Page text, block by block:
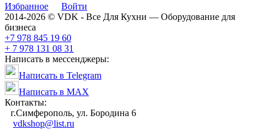
Избранное
Войти
2014-2026 © VDK - Все Для Кухни — Оборудование для
бизнеса
+7 978 845 19 60
+ 7 978 131 08 31
Написать в мессенджеры:
Написать в Telegram
Написать в MAX
Контакты:
г.Симферополь, ул. Бородина 6
vdkshop@list.ru